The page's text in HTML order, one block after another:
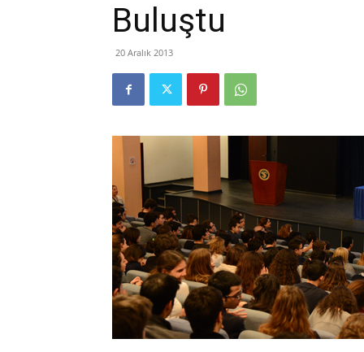
Buluştu
20 Aralık 2013